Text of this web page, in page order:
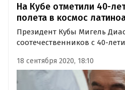
На Кубе отметили 40-
полета в космос
Президент Кубы Мигель
соотечественников с 40-
Острова свободы.
событие в истории всей
сентября 1980 года.
18 сентября 2020, 18:10